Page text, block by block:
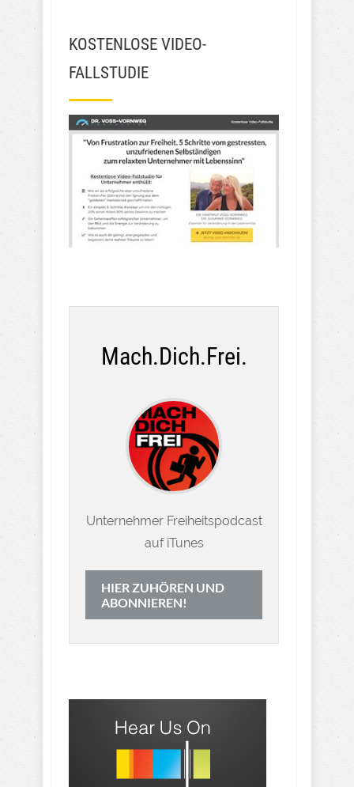
KOSTENLOSE VIDEO-
FALLSTUDIE
Mach.Dich.Frei.
Unternehmer Freiheitspodcast
auf iTunes
HIER ZUHÖREN UND
ABONNIEREN!